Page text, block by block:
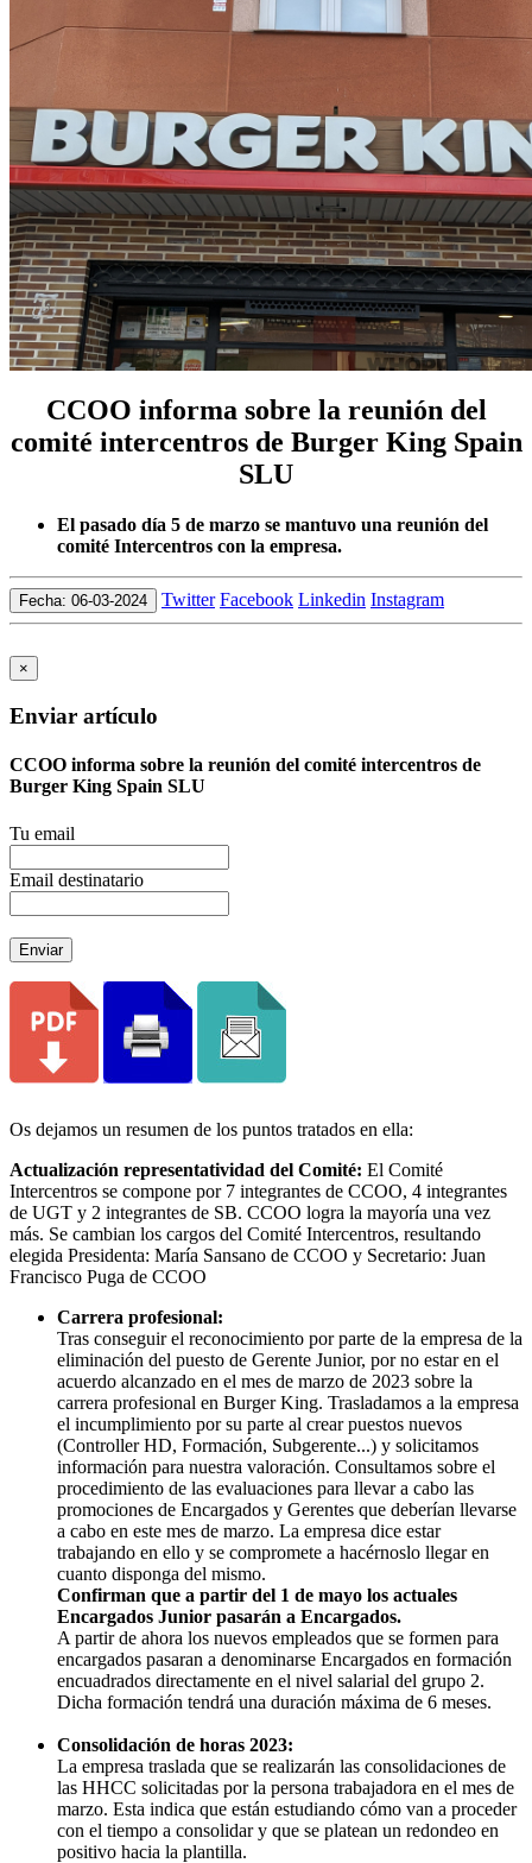
CCOO informa sobre la reunión del
comité intercentros de Burger King Spain
SLU
El pasado día 5 de marzo se mantuvo una reunión del
comité Intercentros con la empresa.
Fecha: 06-03-2024 Twitter Facebook Linkedin Instagram
×
Enviar artículo
CCOO informa sobre la reunión del comité intercentros de
Burger King Spain SLU
Tu email
Email destinatario
Enviar
Os dejamos un resumen de los puntos tratados en ella:
Actualización representatividad del Comité: El Comité
Intercentros se compone por 7 integrantes de CCOO, 4 integrantes
de UGT y 2 integrantes de SB. CCOO logra la mayoría una vez
más. Se cambian los cargos del Comité Intercentros, resultando
elegida Presidenta: María Sansano de CCOO y Secretario: Juan
Francisco Puga de CCOO
Carrera profesional:
Tras conseguir el reconocimiento por parte de la empresa de la
eliminación del puesto de Gerente Junior, por no estar en el
acuerdo alcanzado en el mes de marzo de 2023 sobre la
carrera profesional en Burger King. Trasladamos a la empresa
el incumplimiento por su parte al crear puestos nuevos
(Controller HD, Formación, Subgerente...) y solicitamos
información para nuestra valoración. Consultamos sobre el
procedimiento de las evaluaciones para llevar a cabo las
promociones de Encargados y Gerentes que deberían llevarse
a cabo en este mes de marzo. La empresa dice estar
trabajando en ello y se compromete a hacérnoslo llegar en
cuanto disponga del mismo.
Confirman que a partir del 1 de mayo los actuales
Encargados Junior pasarán a Encargados.
A partir de ahora los nuevos empleados que se formen para
encargados pasaran a denominarse Encargados en formación
encuadrados directamente en el nivel salarial del grupo 2.
Dicha formación tendrá una duración máxima de 6 meses.
Consolidación de horas 2023:
La empresa traslada que se realizarán las consolidaciones de
las HHCC solicitadas por la persona trabajadora en el mes de
marzo. Esta indica que están estudiando cómo van a proceder
con el tiempo a consolidar y que se platean un redondeo en
positivo hacia la plantilla.